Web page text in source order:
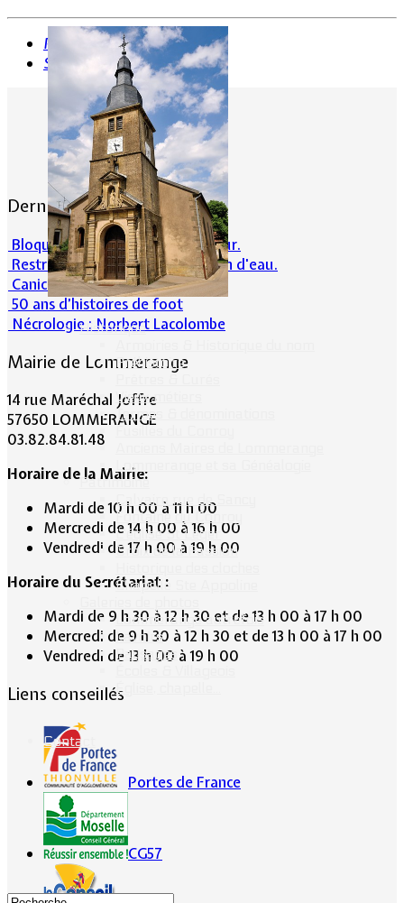
Historique
Préhistoire
Vieux métiers
Termes & dénominations
Fusillés du Conroy
Lommerange et sa Généalogie
Patrimoine
Calvaire rue de Sancy
Fontaine du Conroy
L'église St Léger
Croix de la Passion
Chapelle Ste Appoline
Lommerange autrefois
Lavoirs
Paysages
Église, chapelle...
Contact
Précédent
Suivant
Dernières actualités
Bloqué en forêt. Cherchez l’erreur.
Restrictions sur la consommation d'eau.
Canicule et milieu naturel
50 ans d’histoires de foot
Nécrologie : Norbert Lacolombe
Mairie de Lommerange
14 rue Maréchal Joffre
57650 LOMMERANGE
03.82.84.81.48
Horaire de la Mairie:
Mardi de 10 h 00 à 11 h 00
Mercredi de 14 h 00 à 16 h 00
Vendredi de 17 h 00 à 19 h 00
Horaire du Secrétariat :
Mardi de 9 h 30 à 12 h 30 et de 13 h 00 à 17 h 00
Mercredi de 9 h 30 à 12 h 30 et de 13 h 00 à 17 h 00
Vendredi de 13 h 00 à 19 h 00
Liens conseillés
Portes de France
CG57